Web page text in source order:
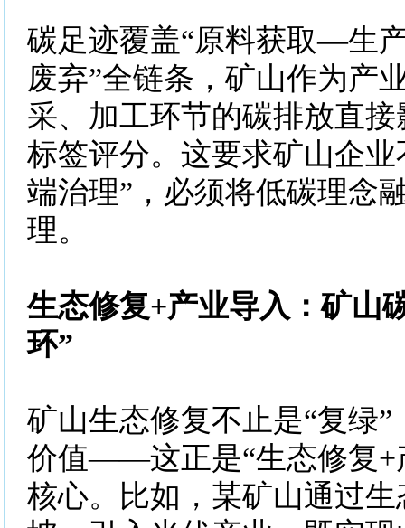
碳足迹覆盖“原料获取—
废弃”全链条，矿山作为产
采、加工环节的碳排放直
标签评分。这要求矿山企
端治理”，必须将低碳理念
理。
生态修复+产业导入：矿山
环”
矿山生态修复不止是“复绿
价值——这正是“生态修复+
核心。比如，某矿山通过